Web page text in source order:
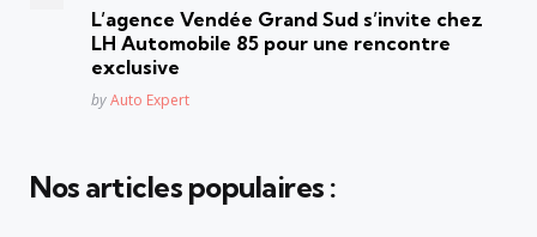
L’agence Vendée Grand Sud s’invite chez
LH Automobile 85 pour une rencontre
exclusive
Posted
byAuto Expert
Nos articles populaires :